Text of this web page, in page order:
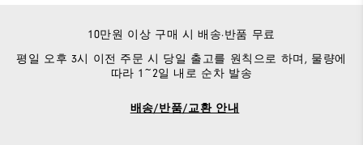
10만원 이상 구매 시 배송·반품 무료
평일 오후 3시 이전 주문 시 당일 출고를 원칙으로 하며, 물량에
따라 1~2일 내로 순차 발송
배송/반품/교환 안내